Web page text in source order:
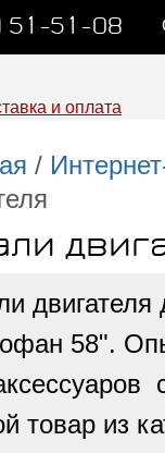
51-51-08
и оплата
/
58".
товар из